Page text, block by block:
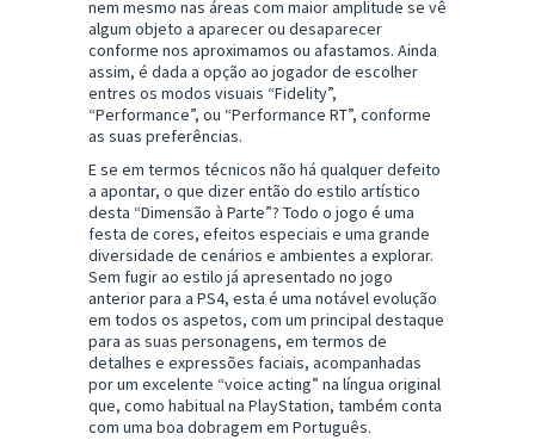
nem mesmo nas áreas com maior amplitude se vê
algum objeto a aparecer ou desaparecer
conforme nos aproximamos ou afastamos. Ainda
assim, é dada a opção ao jogador de escolher
entres os modos visuais “Fidelity”,
“Performance”, ou “Performance RT”, conforme
as suas preferências.
E se em termos técnicos não há qualquer defeito
a apontar, o que dizer então do estilo artístico
desta “Dimensão à Parte”? Todo o jogo é uma
festa de cores, efeitos especiais e uma grande
diversidade de cenários e ambientes a explorar.
Sem fugir ao estilo já apresentado no jogo
anterior para a PS4, esta é uma notável evolução
em todos os aspetos, com um principal destaque
para as suas personagens, em termos de
detalhes e expressões faciais, acompanhadas
por um excelente “voice acting” na língua original
que, como habitual na PlayStation, também conta
com uma boa dobragem em Português.